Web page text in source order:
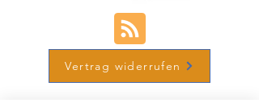
Vertrag widerrufen